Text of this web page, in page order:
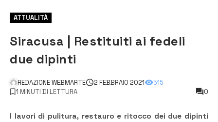
ATTUALITÀ
Siracusa | Restituiti ai fedeli
due dipinti
REDAZIONE WEBMARTE 2 FEBBRAIO 2021
515
1 MINUTI DI LETTURA
0
I lavori di pulitura, restauro e ritocco dei due dipinti